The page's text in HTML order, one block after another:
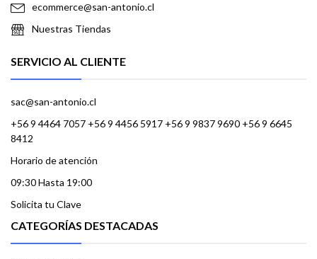
ecommerce@san-antonio.cl
Nuestras Tiendas
SERVICIO AL CLIENTE
sac@san-antonio.cl
+56 9 4464 7057 +56 9 4456 5917 +56 9 9837 9690 +56 9 6645
8412
Horario de atención
09:30 Hasta 19:00
Solicita tu Clave
CATEGORÍAS DESTACADAS